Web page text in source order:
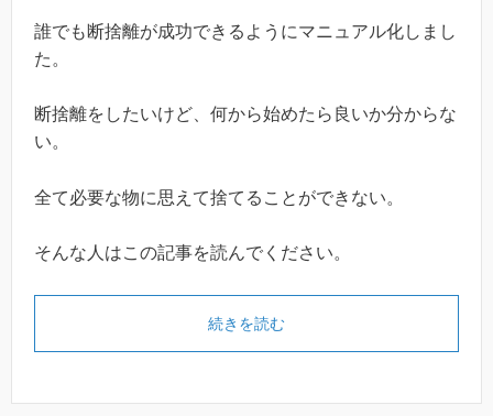
誰でも断捨離が成功できるようにマニュアル化しまし
た。
断捨離をしたいけど、何から始めたら良いか分からな
い。
全て必要な物に思えて捨てることができない。
そんな人はこの記事を読んでください。
続きを読む